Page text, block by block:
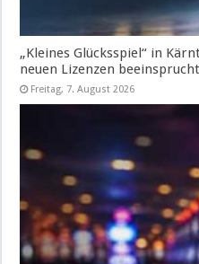
„Kleines Glücksspiel“ in
neuen Lizenzen
Freitag, 7. August 2026